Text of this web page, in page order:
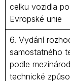
celku vozidla
Evropské unie
6. Vydání
samostatného
podle
technické